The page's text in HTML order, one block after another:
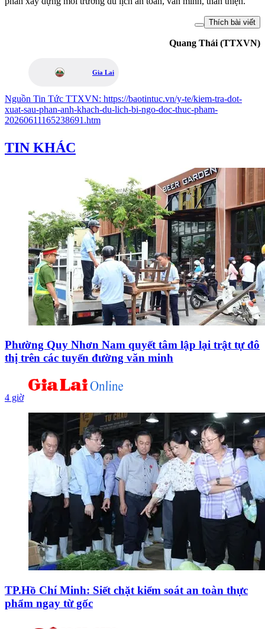
Thích bài viết
Quang Thái (TTXVN)
Gia Lai
Nguồn Tin Tức TTXVN: https://baotintuc.vn/y-te/kiem-tra-dot-
xuat-sau-phan-anh-khach-du-lich-bi-ngo-doc-thuc-pham-
20260611165238691.htm
TIN KHÁC
Phường Quy Nhơn Nam quyết tâm lập lại trật tự đô
thị trên các tuyến đường văn minh
4 giờ
TP.Hồ Chí Minh: Siết chặt kiểm soát an toàn thực
phẩm ngay từ gốc